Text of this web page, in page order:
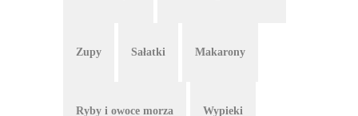
Zupy Sałatki Makarony
Ryby i owoce morza Wypieki